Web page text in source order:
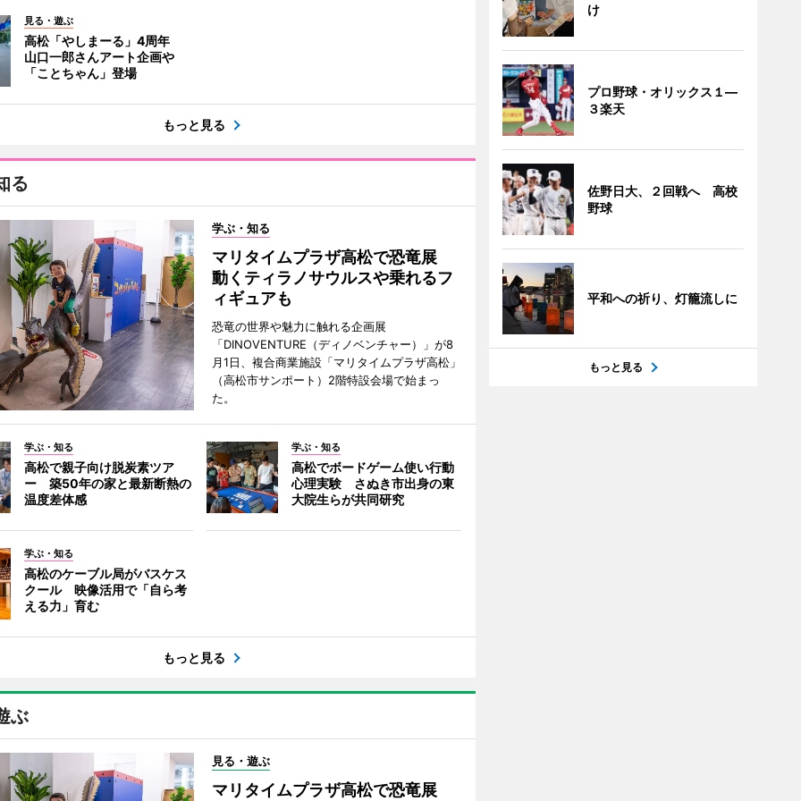
見る・遊ぶ
高松「やしまーる」4周年
山口一郎さんアート企画や
「ことちゃん」登場
もっと見る
る
学ぶ・知る
マリタイムプラザ高松で恐竜展
動くティラノサウルスや乗れるフ
ィギュアも
恐竜の世界や魅力に触れる企画展
「DINOVENTURE（ディノベンチャー）」が8
月1日、複合商業施設「マリタイムプラザ高松」
（高松市サンポート）2階特設会場で始まっ
た。
学ぶ・知る
高松で親子向け脱炭素ツア
ー 築50年の家と最新断熱の
温度差体感
学ぶ・知る
高松でボードゲーム使い行動
心理実験 さぬき市出身の東
大院生らが共同研究
学ぶ・知る
高松のケーブル局がバスケス
クール 映像活用で「自ら考
える力」育む
もっと見る
ぶ
見る・遊ぶ
マリタイムプラザ高松で恐竜展
け
プロ野球・オリックス１―
３楽天
佐野日大、２回戦へ 高校
野球
平和への祈り、灯籠流しに
もっと見る